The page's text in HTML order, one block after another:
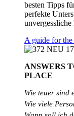
besten Tipps
perfekte
A guide for the
ANSWERS
PLACE
Wie teuer sind
Wie viele